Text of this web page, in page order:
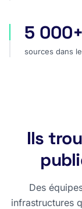
sources
5 000+
sources dans
Ils
Des
infrastructures